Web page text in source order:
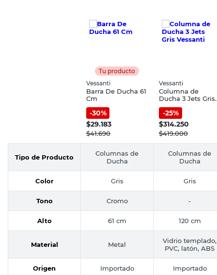
Tu producto
Vessanti
Barra De Ducha 61
Cm
-30%
$29.183
$41.690
Vessanti
Columna de
Ducha 3 Jets Gris
Vessanti
-25%
$314.250
$419.000
Tipo de Producto
Columnas de
Ducha
Columnas de
Ducha
Color Gris Gris
Tono Cromo -
Alto 61 cm 120 cm
Material Metal
Vidrio templado,
PVC, latón, ABS
Origen Importado Importado